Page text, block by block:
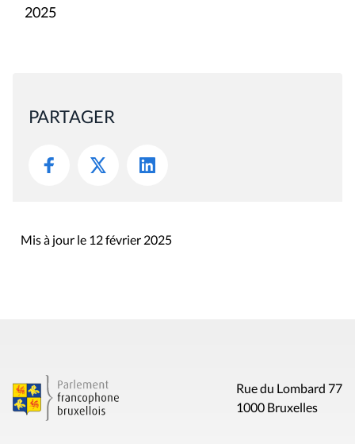
2025
PARTAGER
Mis à jour le 12 février 2025
Rue du Lombard 77
1000 Bruxelles